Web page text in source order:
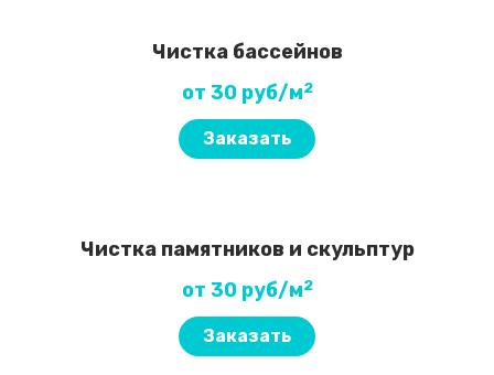
Чистка бассейнов
от 30 руб/м2
Заказать
Чистка памятников и скульптур
от 30 руб/м2
Заказать